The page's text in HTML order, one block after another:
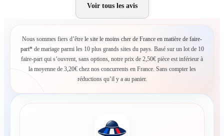
Voir tous les avis
Nous sommes fiers d’être le site le moins cher de France en matière de faire-
part*de mariage parmi les 10 plus grands sites du pays. Basé sur un lot de 10
faire-part qui s’ouvrent, sans options, notre prix de 2,50€ pièce est inférieur à
la moyenne de 3,20€ chez nos concurrents en France. Sans compter les
réductions qu’il y a au panier.